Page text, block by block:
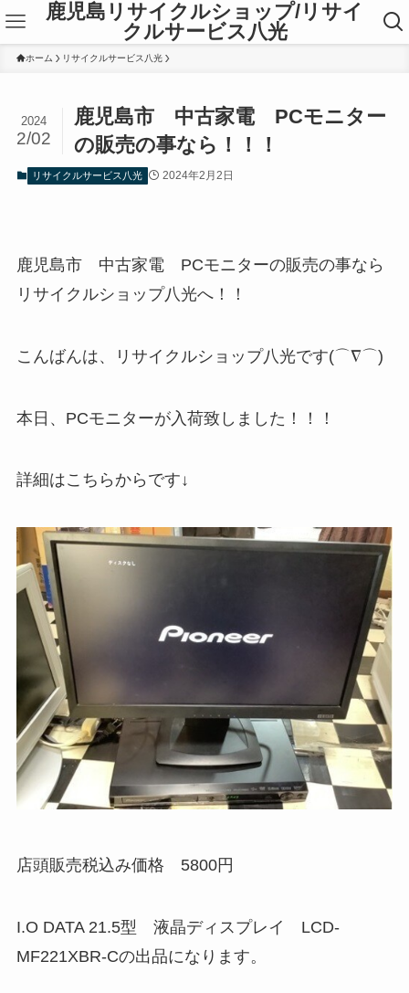
鹿児島リサイクルショップ/リサイ
クルサービス八光
ホーム リサイクルサービス八光
鹿児島市 中古家電 PCモニター
の販売の事なら！！！
2024
2/02
リサイクルサービス八光 2024年2月2日
鹿児島市 中古家電 PCモニターの販売の事なら
リサイクルショップ八光へ！！
こんばんは、リサイクルショップ八光です(⌒∇⌒)
本日、PCモニターが入荷致しました！！！
詳細はこちらからです↓
店頭販売税込み価格 5800円
I.O DATA 21.5型 液晶ディスプレイ LCD-
MF221XBR-Cの出品になります。